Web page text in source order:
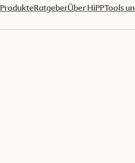
ProdukteRatgeberÜber HiPPTools